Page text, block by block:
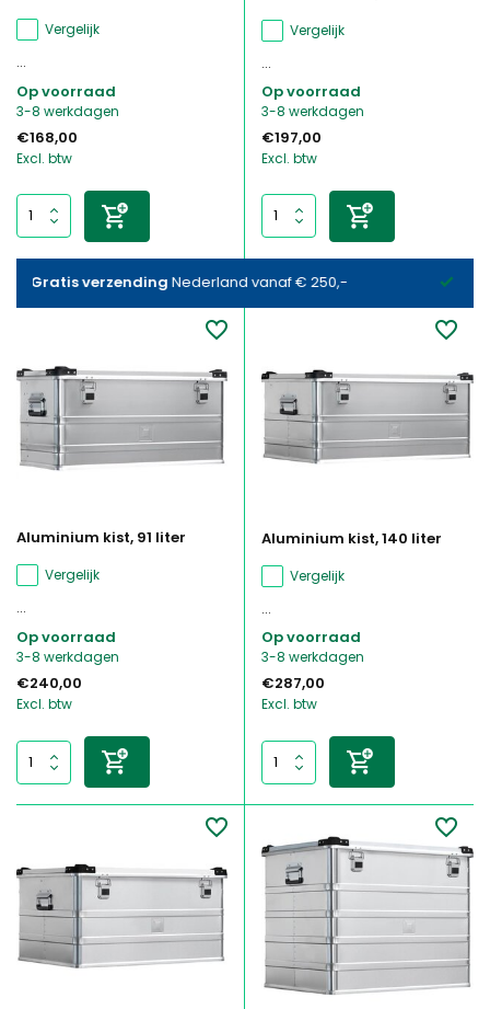
Vergelijk
...
Op voorraad
3-8 werkdagen
€168,00
Excl. btw
Vergelijk
...
Op voorraad
3-8 werkdagen
€197,00
Excl. btw
Op rekeningmet factuur bestellen mogelijk
Aluminium kist, 91 liter
Vergelijk
...
Op voorraad
3-8 werkdagen
€240,00
Excl. btw
Aluminium kist, 140 liter
Vergelijk
...
Op voorraad
3-8 werkdagen
€287,00
Excl. btw